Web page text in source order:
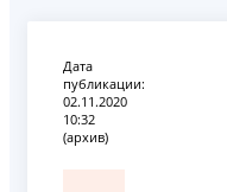
Дата
публикации:
02.11.2020
10:32
(архив)